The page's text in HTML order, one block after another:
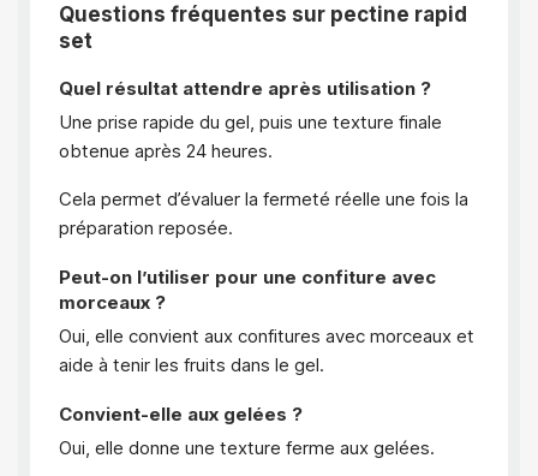
Questions fréquentes sur pectine rapid
set
Quel résultat attendre après utilisation ?
Une prise rapide du gel, puis une texture finale
obtenue après 24 heures.
Cela permet d’évaluer la fermeté réelle une fois la
préparation reposée.
Peut-on l’utiliser pour une confiture avec
morceaux ?
Oui, elle convient aux confitures avec morceaux et
aide à tenir les fruits dans le gel.
Convient-elle aux gelées ?
Oui, elle donne une texture ferme aux gelées.